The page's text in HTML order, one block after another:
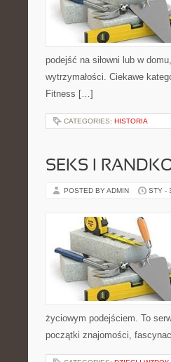
podejść na siłowni lub w
wytrzymałości. Ciekawe
Fitness […]
CATEGORIES: HISTORIA
SEKS I
POSTED BY ADMIN STY -
życiowym podejściem. To
początki znajomości,